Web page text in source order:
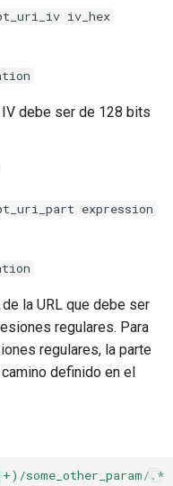
iv_hex
debe ser de 128 bits
expression
la URL que debe ser
regulares. Para
regulares, la parte
definido en el
some_other_param/.*